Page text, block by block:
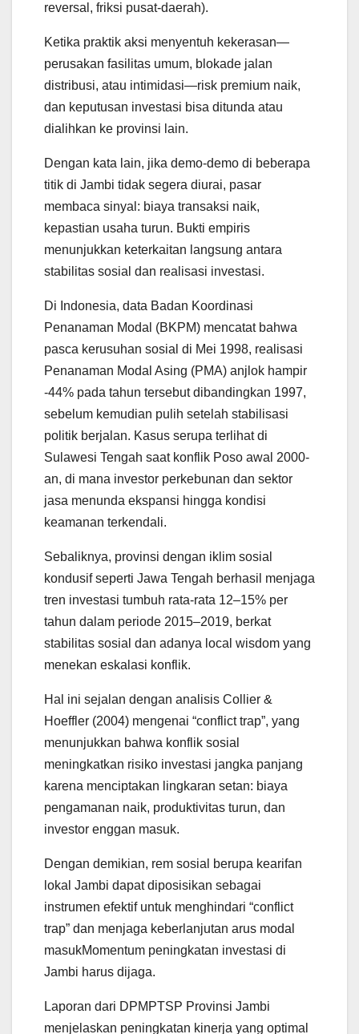
reversal, friksi pusat-daerah).
Ketika praktik aksi menyentuh kekerasan—
perusakan fasilitas umum, blokade jalan
distribusi, atau intimidasi—risk premium naik,
dan keputusan investasi bisa ditunda atau
dialihkan ke provinsi lain.
Dengan kata lain, jika demo-demo di beberapa
titik di Jambi tidak segera diurai, pasar
membaca sinyal: biaya transaksi naik,
kepastian usaha turun. Bukti empiris
menunjukkan keterkaitan langsung antara
stabilitas sosial dan realisasi investasi.
Di Indonesia, data Badan Koordinasi
Penanaman Modal (BKPM) mencatat bahwa
pasca kerusuhan sosial di Mei 1998, realisasi
Penanaman Modal Asing (PMA) anjlok hampir
-44% pada tahun tersebut dibandingkan 1997,
sebelum kemudian pulih setelah stabilisasi
politik berjalan. Kasus serupa terlihat di
Sulawesi Tengah saat konflik Poso awal 2000-
an, di mana investor perkebunan dan sektor
jasa menunda ekspansi hingga kondisi
keamanan terkendali.
Sebaliknya, provinsi dengan iklim sosial
kondusif seperti Jawa Tengah berhasil menjaga
tren investasi tumbuh rata-rata 12–15% per
tahun dalam periode 2015–2019, berkat
stabilitas sosial dan adanya local wisdom yang
menekan eskalasi konflik.
Hal ini sejalan dengan analisis Collier &
Hoeffler (2004) mengenai “conflict trap”, yang
menunjukkan bahwa konflik sosial
meningkatkan risiko investasi jangka panjang
karena menciptakan lingkaran setan: biaya
pengamanan naik, produktivitas turun, dan
investor enggan masuk.
Dengan demikian, rem sosial berupa kearifan
lokal Jambi dapat diposisikan sebagai
instrumen efektif untuk menghindari “conflict
trap” dan menjaga keberlanjutan arus modal
masukMomentum peningkatan investasi di
Jambi harus dijaga.
Laporan dari DPMPTSP Provinsi Jambi
menjelaskan peningkatan kinerja yang optimal